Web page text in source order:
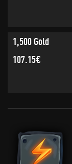
1,500 Gold
107.15€